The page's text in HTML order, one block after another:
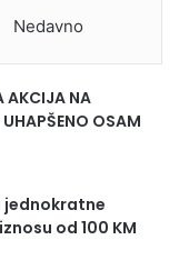
Nedavno
AKCIJA NA
OSAM
jednokratne
od 100 KM